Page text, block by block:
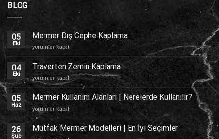
BLOG
05
Eki
Mermer Dış Cephe Kaplama
Mermer
Dış
Cephe
Kaplama
için
yorumlar kapalı
04
Eki
Traverten Zemin Kaplama
Traverten
Zemin
Kaplama
yorumlar kapalı
05
Haz
Mermer Kullanım Alanları | Nerelerde Kullanılır?
Mermer
Kullanım
Alanları
yorumlar kapalı
26
Şub
Mutfak Mermer Modelleri | En İyi Seçimler